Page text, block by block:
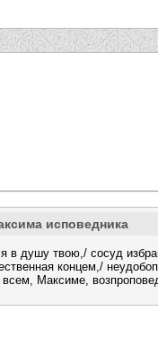
исповедника
в душу твою,/ сосуд
концем,/
всем, Максиме,